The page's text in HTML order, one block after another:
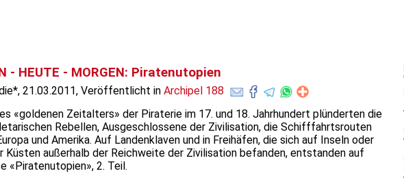
- HEUTE - MORGEN: Piratenutopien
21.03.2011, Veröffentlicht in Archipel 188
«goldenen Zeitalters» der Piraterie im 17. und 18. Jahrhundert plünderten die
Rebellen, Ausgeschlossene der Zivilisation, die Schifffahrtsrouten
und Amerika. Auf Landenklaven und in Freihäfen, die sich auf Inseln oder
Küsten außerhalb der Reichweite der Zivilisation befanden, entstanden auf
«Piratenutopien», 2. Teil.